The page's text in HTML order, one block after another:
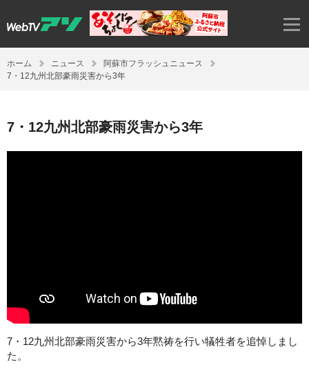
ホーム ニュース
阿蘇市フラッシュニュース
7・12九州北部豪雨災害から3年
7・12九州北部豪雨災害から3年
7・12九州北部豪雨災害から3年黙祷を行い犠牲者を追悼しまし
た。